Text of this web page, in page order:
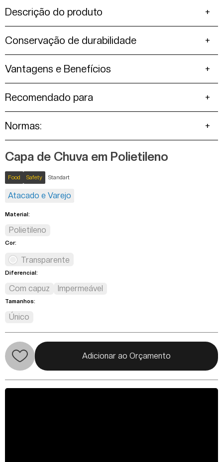
Descrição do produto
Conservação de durabilidade
Vantagens e Benefícios
Recomendado para
Normas:
Capa de Chuva em Polietileno
Food Safety Standart
Atacado e Varejo
Material:
Polietileno
Cor:
Transparente
Diferencial:
Com capuz Impermeável
Tamanhos:
Único
Adicionar ao Orçamento